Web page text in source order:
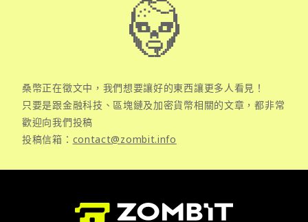
桑幣正在徵文中，我們想要讓好的東西讓更多人看見！
只要是跟金融科技、區塊鏈及加密貨幣相關的文章，都非常
歡迎向我們投稿
投稿信箱： contact@zombit.info